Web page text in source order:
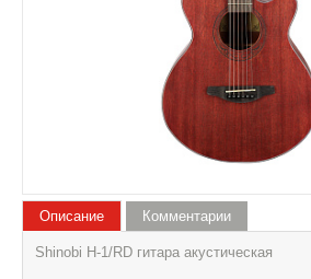
Описание
Shinobi H-1/RD гитара акустическая
Комментарии